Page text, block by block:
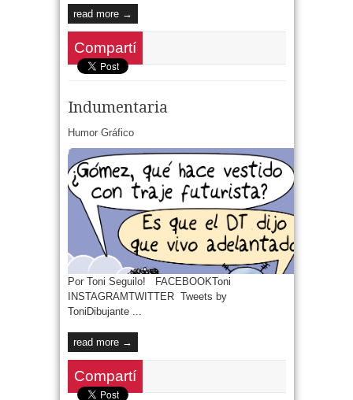
read more →
Compartí
Indumentaria
Humor Gráfico
Por Toni Seguilo! FACEBOOKToni
INSTAGRAMTWITTER Tweets by
ToniDibujante ...
read more →
Compartí